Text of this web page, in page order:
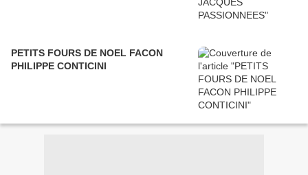
PETITS FOURS DE NOEL FACON
PHILIPPE CONTICINI